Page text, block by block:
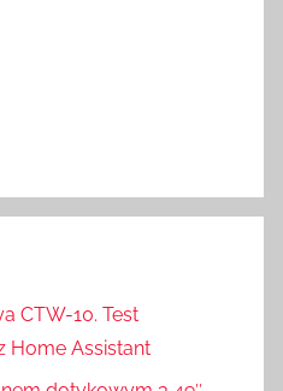
CTW-10. Test
Home Assistant